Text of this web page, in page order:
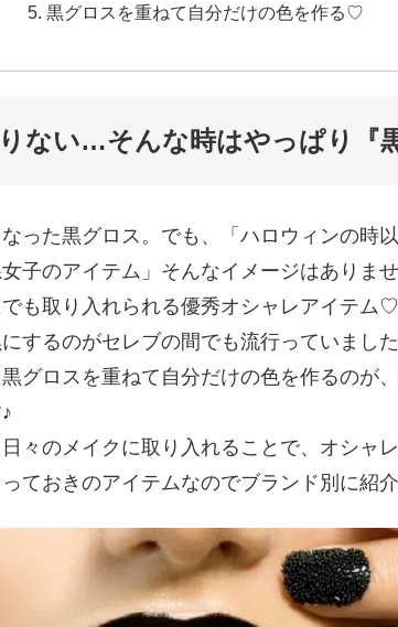
黒グロスを重ねて自分だけの色を作る♡
ない…そんな時はやっぱり『
った黒グロス。でも、「ハロウィンの時
子のアイテム」そんなイメージはありま
も取り入れられる優秀オシャレアイテム
するのがセレブの間でも流行っていまし
グロスを重ねて自分だけの色を作るのが
々のメイクに取り入れることで、オシャ
ておきのアイテムなのでブランド別に紹